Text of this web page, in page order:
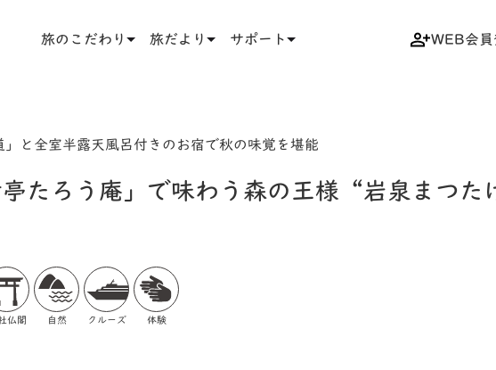
旅のこだわり 旅だより サポート WEB会員
と全室半露天風呂付きのお宿で秋の味覚を堪能
たろう庵」で味わう森の王様“岩泉まつ
仏閣 自然 クルーズ 体験